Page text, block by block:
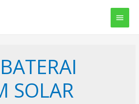
Main
SOLAR